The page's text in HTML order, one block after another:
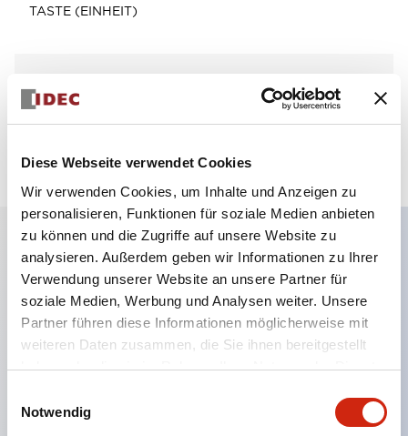
Diese Webseite verwendet Cookies
Wir verwenden Cookies, um Inhalte und Anzeigen zu
personalisieren, Funktionen für soziale Medien anbieten
zu können und die Zugriffe auf unsere Website zu
analysieren. Außerdem geben wir Informationen zu Ihrer
Verwendung unserer Website an unsere Partner für
soziale Medien, Werbung und Analysen weiter. Unsere
Partner führen diese Informationen möglicherweise mit
weiteren Daten zusammen, die Sie ihnen bereitgestellt
haben oder die sie im Rahmen Ihrer Nutzung der Dienste
Notwendig
TASTE (EINHEIT)
zum Zitat hinzufügen
Hauptmerkmale
Verbesserte Bedienbarkeit durch Rückterminal-
Methode
Flache Anschlussfläche mit einheitlicher
Gehäuselänge von 22 mm in der gesamten Serie